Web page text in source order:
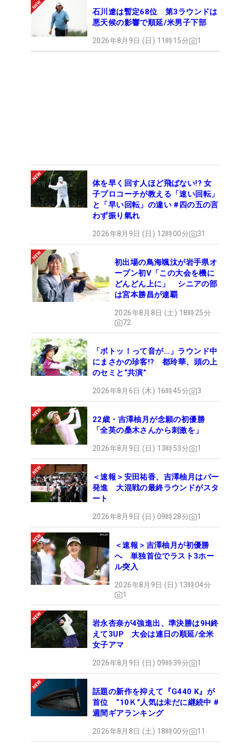
石川遼は暫定68位 第3ラウンドは
悪天候の影響で順延/米男子下部
2026年8月9日 (日) 11時15分 1
体を早く回す人ほど飛ばない!? 女
子プロコーチが教える「速い回転」
と「早い回転」の違い #四の五の言
わず振り氣れ
2026年8月9日 (日) 12時00分 31
初出場の鳥海颯汰が岩手県オ
ープン初V「この大会を機に
どんどん上に」 シニアの部
は宮本勝昌が連覇
2026年8月8日 (土) 18時25分
72
「ボトッ！って音が…」ラウンド中
にまさかの珍客!? 都玲華、頭の上
のセミと“共演”
2026年8月6日 (木) 16時45分 3
22歳・吉澤柚月が念願の初優勝
「全英の桑木さんから刺激を」
2026年8月9日 (日) 13時53分 1
＜速報＞安田祐香、吉澤柚月はパー
発進 大混戦の最終ラウンドがスタ
ート
2026年8月9日 (日) 09時28分 1
＜速報＞吉澤柚月が初優勝
へ 単独首位でラスト3ホー
ル突入
2026年8月9日 (日) 13時04分
1
岩永杏奈が4強進出、準決勝は9H終
えて3UP 大会は連日の順延/全米
女子アマ
2026年8月9日 (日) 09時39分 1
話題の新作を抑えて『G440 K』が
首位 “10Ｋ”人気は未だに継続中 #
週間ギアランキング
2026年8月8日 (土) 18時00分 11